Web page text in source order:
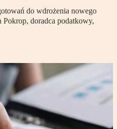
do wdrożenia nowego
doradca podatkowy,